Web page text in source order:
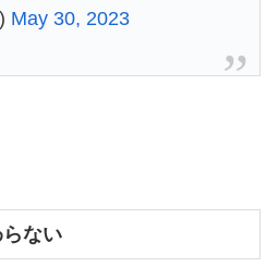
May 30, 2023
ない